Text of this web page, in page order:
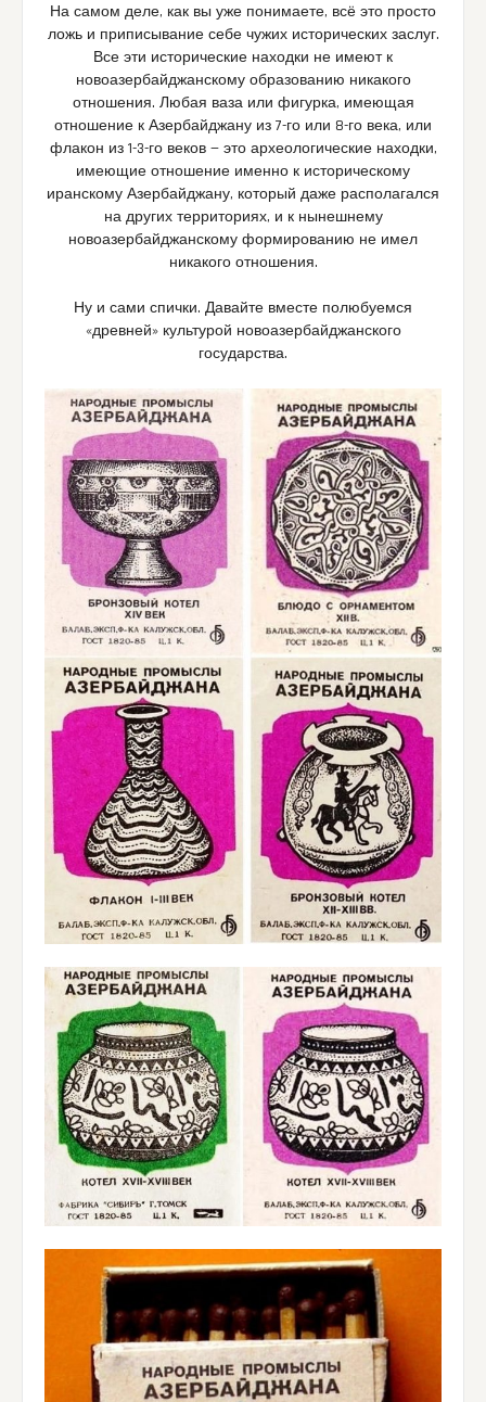
На самом деле, как вы уже понимаете, всё это просто
ложь и приписывание себе чужих исторических заслуг.
Все эти исторические находки не имеют к
новоазербайджанскому образованию никакого
отношения. Любая ваза или фигурка, имеющая
отношение к Азербайджану из 7-го или 8-го века, или
флакон из 1-3-го веков — это археологические находки,
имеющие отношение именно к историческому
иранскому Азербайджану, который даже располагался
на других территориях, и к нынешнему
новоазербайджанскому формированию не имел
никакого отношения.
Ну и сами спички. Давайте вместе полюбуемся
«древней» культурой новоазербайджанского
государства.